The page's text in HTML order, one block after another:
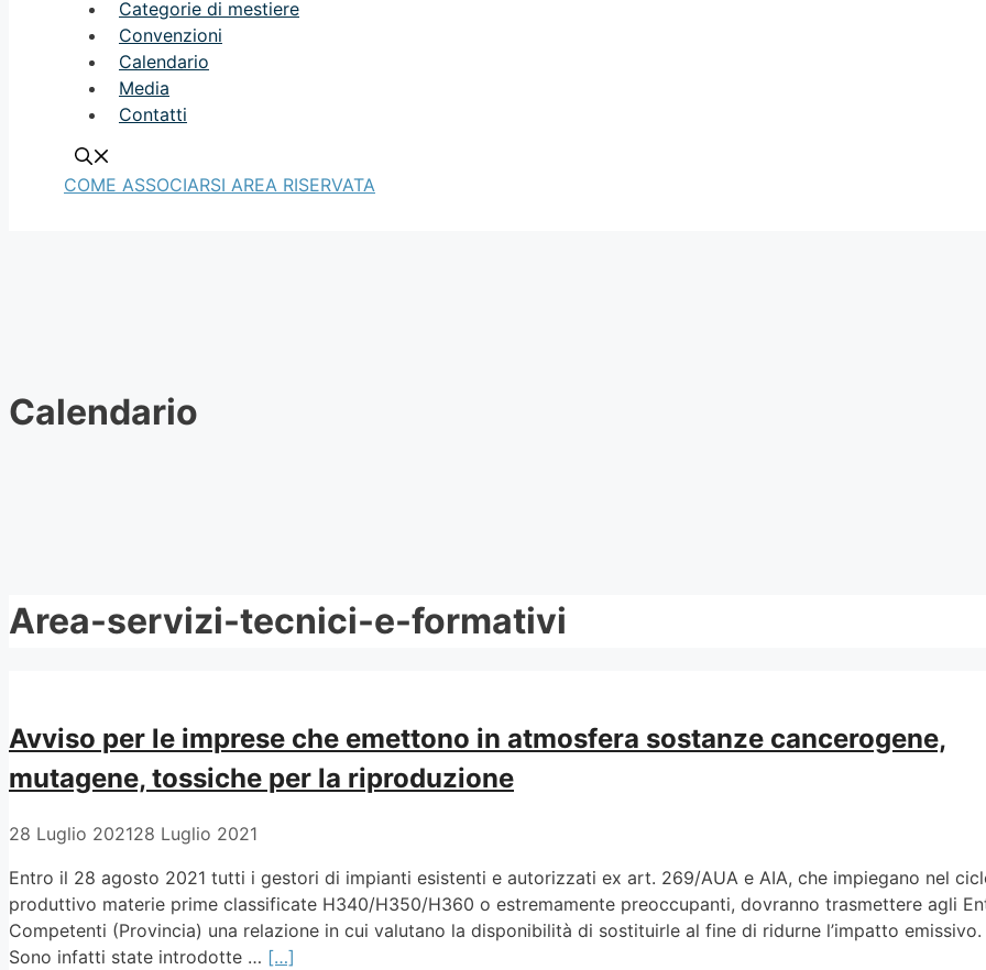
Categorie di mestiere
Convenzioni
Calendario
Media
Contatti
COME ASSOCIARSI AREA RISERVATA
Calendario
Area-servizi-tecnici-e-formativi
Avviso per le imprese che emettono in atmosfera sostanze cancerogene,
mutagene, tossiche per la riproduzione
28 Luglio 202128 Luglio 2021
Entro il 28 agosto 2021 tutti i gestori di impianti esistenti e autorizzati ex art. 269/AUA e AIA, che impiegano nel
produttivo materie prime classificate H340/H350/H360 o estremamente preoccupanti, dovranno trasmettere agli
Competenti (Provincia) una relazione in cui valutano la disponibilità di sostituirle al fine di ridurne l’impatto emissivo.
Sono infatti state introdotte … […]